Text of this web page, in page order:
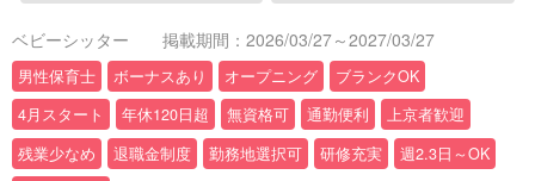
ベビーシッター 掲載期間：2026/03/27～2027/03/27
男性保育士 ボーナスあり オープニング
ブランクOK
4月スタート
年休120日超 無資格可 通勤便利
上京者歓迎
残業少なめ
退職金制度 勤務地選択可 研修充実
週2.3日～OK